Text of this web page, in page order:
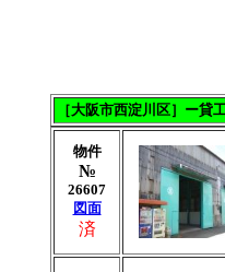
［大阪市西淀川区］ー貸
物件
№
26607
図面
済